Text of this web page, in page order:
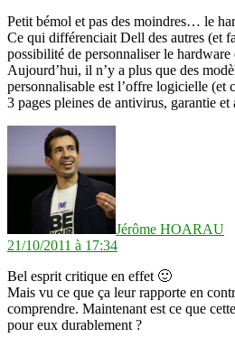
Petit bémol et pas des moindres… le
Ce qui différenciait Dell des autres (et
possibilité de personnaliser le hardware
Aujourd’hui, il n’y a plus que des
personnalisable est l’offre logicielle (et
3 pages pleines de antivirus, garantie
Jérôme HOARAU
21/10/2011 à 17:34
Bel esprit critique en effet 🙂
Mais vu ce que ça leur rapporte en
comprendre. Maintenant est ce que
pour eux durablement ?